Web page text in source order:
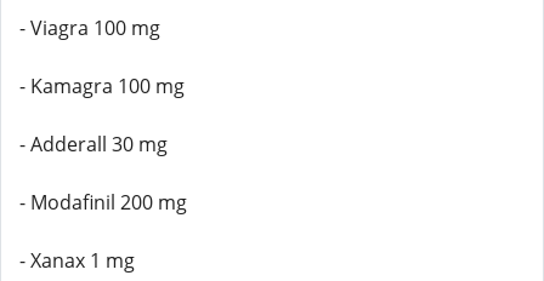
- Viagra 100 mg
- Kamagra 100 mg
- Adderall 30 mg
- Modafinil 200 mg
- Xanax 1 mg